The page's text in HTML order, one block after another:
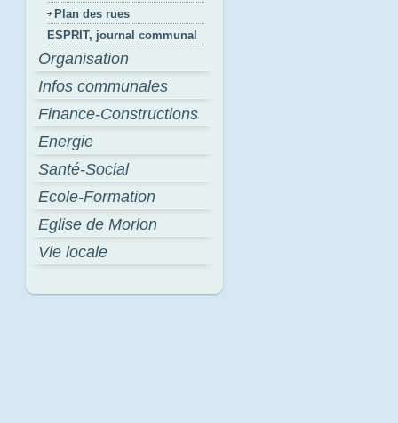
Plan des rues
ESPRIT, journal communal
Organisation
Infos communales
Finance-Constructions
Energie
Santé-Social
Ecole-Formation
Eglise de Morlon
Vie locale